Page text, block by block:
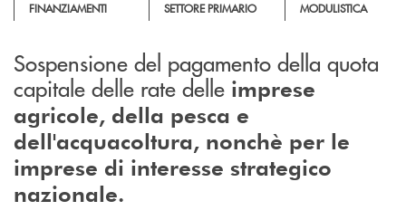
FINANZIAMENTI SETTORE PRIMARIO MODULISTICA
Sospensione del pagamento della quota
capitale delle rate delle imprese
agricole, della pesca e
dell'acquacoltura, nonchè per le
imprese di interesse strategico
nazionale.